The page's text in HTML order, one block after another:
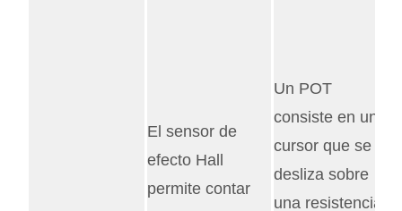
El sensor de
efecto Hall
permite contar
Un POT
consiste en un
cursor que se
desliza sobre
una resistencia